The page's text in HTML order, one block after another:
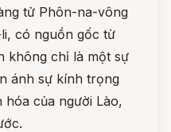
tử Phôn-na-vông
có nguồn gốc từ
không chỉ là một sự
ánh sự kính trọng
hóa của người Lào,